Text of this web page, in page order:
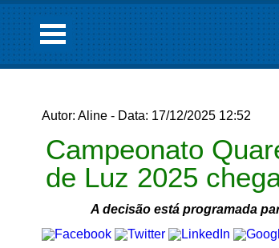
Autor: Aline - Data: 17/12/2025 12:52
Campeonato
de Luz 2025
A decisão está programada